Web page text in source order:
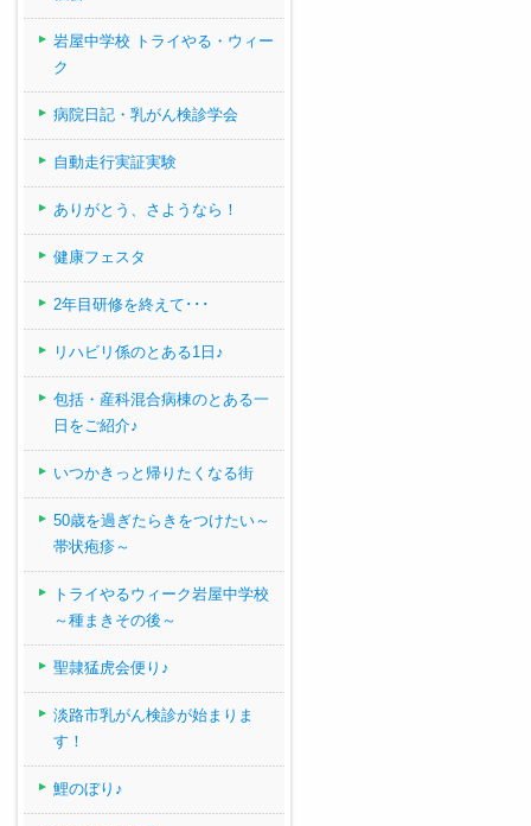
岩屋中学校 トライやる・ウィー
ク
病院日記・乳がん検診学会
自動走行実証実験
ありがとう、さようなら！
健康フェスタ
2年目研修を終えて･･･
リハビリ係のとある1日♪
包括・産科混合病棟のとある一
日をご紹介♪
いつかきっと帰りたくなる街
50歳を過ぎたらきをつけたい～
帯状疱疹～
トライやるウィーク岩屋中学校
～種まきその後～
聖隷猛虎会便り♪
淡路市乳がん検診が始まりま
す！
鯉のぼり♪